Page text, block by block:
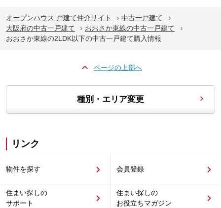
オープンハウス 戸建て仲介サイト
中古一戸建て
大阪府の中古一戸建て
おおさか東線の中古一戸建て
おおさか東線の2LDK以下の中古一戸建て購入情報
ページの上部へ
種別・エリア変更
リンク
物件を探す 会員登録
住まい探しの
サポート
住まい探しの
お役立ちマガジン